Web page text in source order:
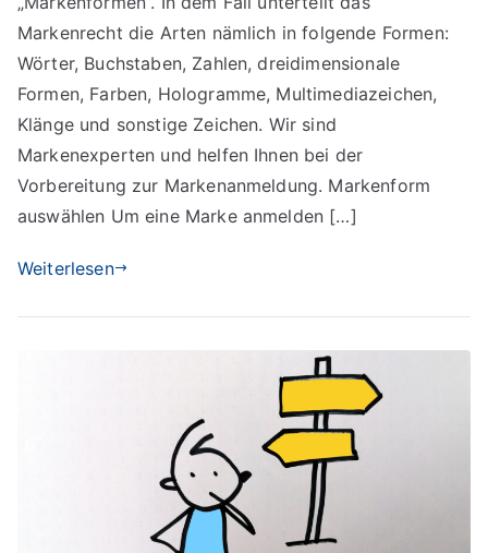
Markenrecht die Arten nämlich in folgende Formen:
Wörter, Buchstaben, Zahlen, dreidimensionale
Formen, Farben, Hologramme, Multimediazeichen,
Klänge und sonstige Zeichen. Wir sind
Markenexperten und helfen Ihnen bei der
Vorbereitung zur Markenanmeldung. Markenform
auswählen Um eine Marke anmelden […]
Weiterlesen